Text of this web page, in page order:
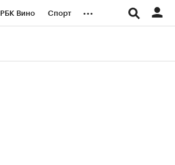
РБК Вино Спорт ...